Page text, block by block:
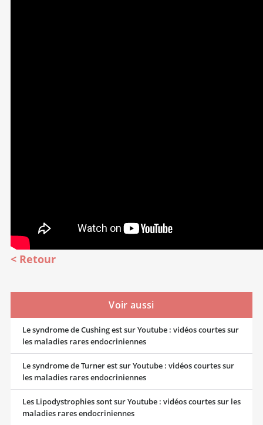
Retour
Voir aussi
Le syndrome de Cushing est sur Youtube : vidéos courtes sur
les maladies rares endocriniennes
Le syndrome de Turner est sur Youtube : vidéos courtes sur
les maladies rares endocriniennes
Les Lipodystrophies sont sur Youtube : vidéos courtes sur les
maladies rares endocriniennes